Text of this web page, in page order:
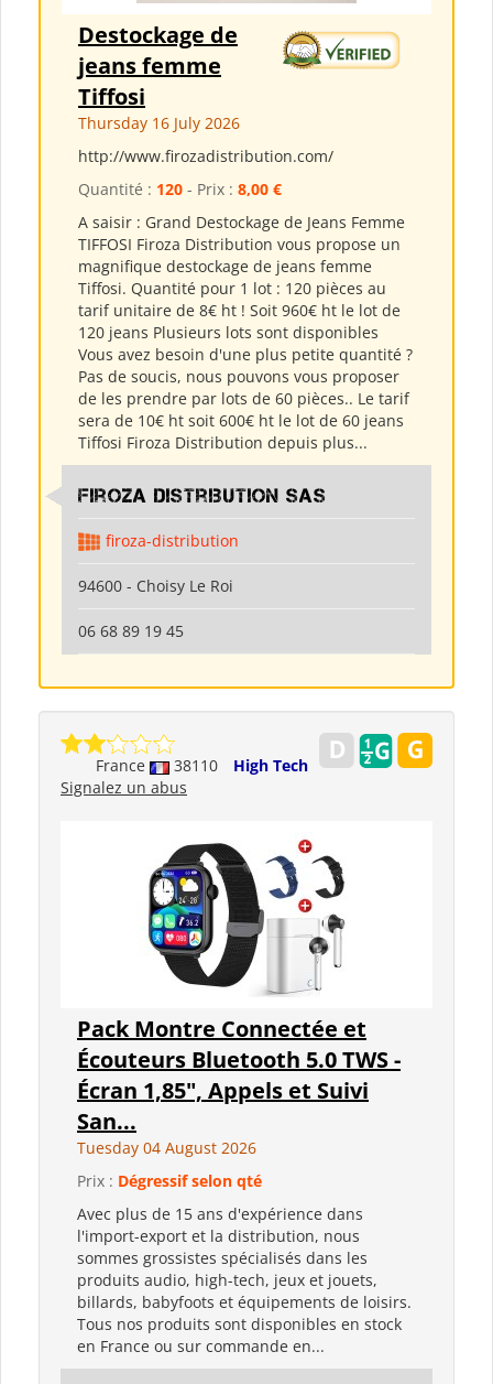
Destockage de
jeans femme
Tiffosi
Thursday 16 July 2026
http://www.firozadistribution.com/
Quantité : 120 - Prix : 8,00 €
A saisir : Grand Destockage de Jeans Femme
TIFFOSI Firoza Distribution vous propose un
magnifique destockage de jeans femme
Tiffosi. Quantité pour 1 lot : 120 pièces au
tarif unitaire de 8€ ht ! Soit 960€ ht le lot de
120 jeans Plusieurs lots sont disponibles
Vous avez besoin d'une plus petite quantité ?
Pas de soucis, nous pouvons vous proposer
de les prendre par lots de 60 pièces.. Le tarif
sera de 10€ ht soit 600€ ht le lot de 60 jeans
Tiffosi Firoza Distribution depuis plus...
Firoza Distribution SAS
firoza-distribution
94600 - Choisy Le Roi
06 68 89 19 45
France 38110
High Tech
Signalez un abus
Pack Montre Connectée et
Écouteurs Bluetooth 5.0 TWS -
Écran 1,85", Appels et Suivi
San...
Tuesday 04 August 2026
Prix : Dégressif selon qté
Avec plus de 15 ans d'expérience dans
l'import-export et la distribution, nous
sommes grossistes spécialisés dans les
produits audio, high-tech, jeux et jouets,
billards, babyfoots et équipements de loisirs.
Tous nos produits sont disponibles en stock
en France ou sur commande en...